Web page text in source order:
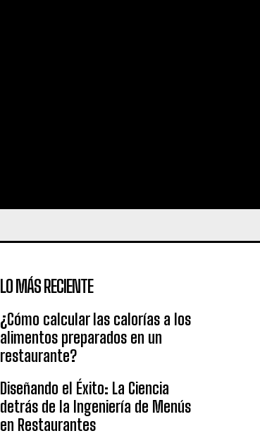
LO MÁS RECIENTE
¿Cómo calcular las calorías a los
alimentos preparados en un
restaurante?
Diseñando el Éxito: La Ciencia
detrás de la Ingeniería de Menús
en Restaurantes